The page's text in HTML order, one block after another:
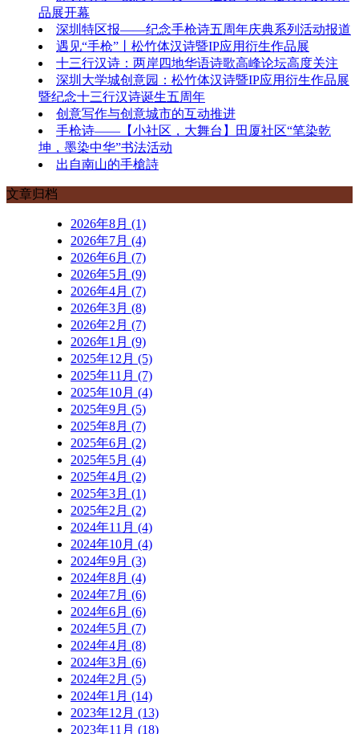
品展开幕
深圳特区报——纪念手枪诗五周年庆典系列活动报道
遇见“手枪”丨松竹体汉诗暨IP应用衍生作品展
十三行汉诗：两岸四地华语诗歌高峰论坛高度关注
深圳大学城创意园：松竹体汉诗暨IP应用衍生作品展
暨纪念十三行汉诗诞生五周年
创意写作与创意城市的互动推进
手枪诗——【小社区，大舞台】田厦社区“笔染乾
坤，墨染中华”书法活动
出自南山的手槍詩
文章归档
2026年8月 (1)
2026年7月 (4)
2026年6月 (7)
2026年5月 (9)
2026年4月 (7)
2026年3月 (8)
2026年2月 (7)
2026年1月 (9)
2025年12月 (5)
2025年11月 (7)
2025年10月 (4)
2025年9月 (5)
2025年8月 (7)
2025年6月 (2)
2025年5月 (4)
2025年4月 (2)
2025年3月 (1)
2025年2月 (2)
2024年11月 (4)
2024年10月 (4)
2024年9月 (3)
2024年8月 (4)
2024年7月 (6)
2024年6月 (6)
2024年5月 (7)
2024年4月 (8)
2024年3月 (6)
2024年2月 (5)
2024年1月 (14)
2023年12月 (13)
2023年11月 (18)